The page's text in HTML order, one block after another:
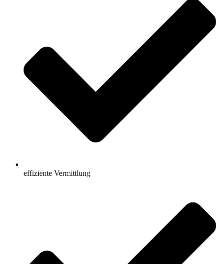
effiziente Vermittlung